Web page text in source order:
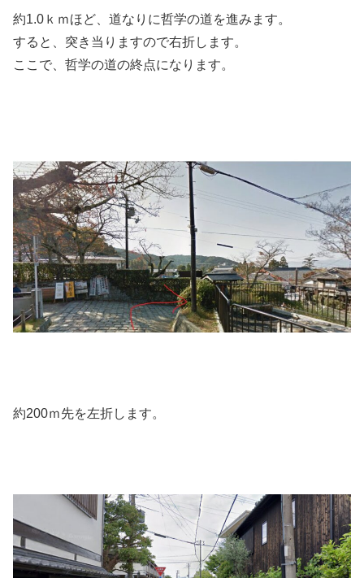
約1.0ｋｍほど、道なりに哲学の道を進みます。
すると、突き当りますので右折します。
ここで、哲学の道の終点になります。
約200ｍ先を左折します。